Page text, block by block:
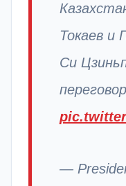
Токаев и
Си
—